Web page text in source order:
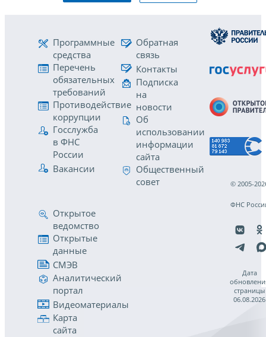
Программные
средства
Перечень
обязательных
требований
Противодействие
коррупции
Госслужба
в ФНС
России
Вакансии
Обратная
связь
Контакты
Подписка
на
новости
Об
использовании
информации
сайта
Общественный
совет
Открытое
ведомство
Открытые
данные
СМЭВ
Аналитический
портал
Видеоматериалы
Карта
сайта
© 2005-
ФНС
Дата
страницы
06.08.2026